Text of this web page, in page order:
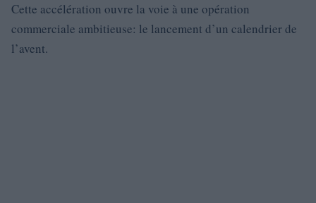
Cette accélération ouvre la voie à une opération
commerciale ambitieuse: le lancement d’un calendrier de
l’avent.